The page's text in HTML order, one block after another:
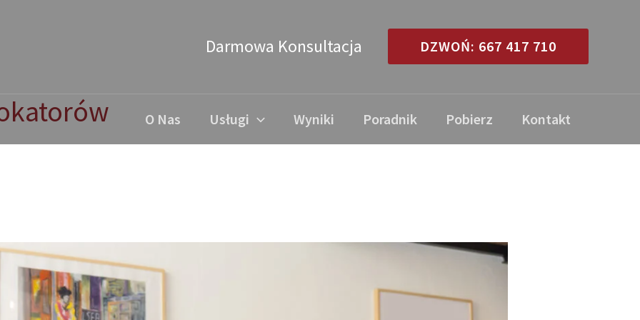
Darmowa Konsultacja DZWOŃ: 667 417 710
O Nas Usługi Wyniki Poradnik Pobierz Kontakt